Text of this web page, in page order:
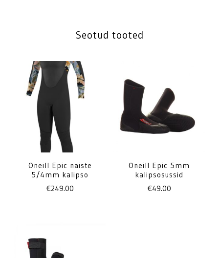
Seotud tooted
Oneill Epic naiste
5/4mm kalipso
€249.00
Oneill Epic 5mm
kalipsosussid
€49.00